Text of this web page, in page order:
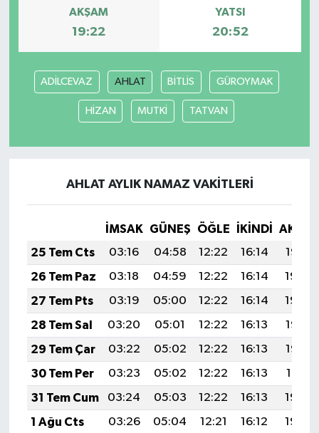
AKŞAM
19:22
YATSI
20:52
ADİLCEVAZ AHLAT BİTLİS GÜROYMAK
HİZAN MUTKİ TATVAN
AHLAT AYLIK NAMAZ VAKITLERI
İMSAK GÜNEŞ ÖĞLE İKINDI
25 Tem Cts
03:16 04:58 12:22 16:14
19:35
26 Tem Paz
03:18 04:59 12:22 16:14
19:34
27 Tem Pts
03:19 05:00 12:22 16:14
19:34
28 Tem Sal
03:20 05:01 12:22 16:13
19:33
29 Tem Çar
03:22 05:02 12:22 16:13
19:32
30 Tem Per
03:23 05:02 12:22 16:13
19:31
31 Tem Cum
03:24 05:03 12:22 16:13
19:30
1 Ağu Cts
03:26 05:04 12:21 16:12
19:29